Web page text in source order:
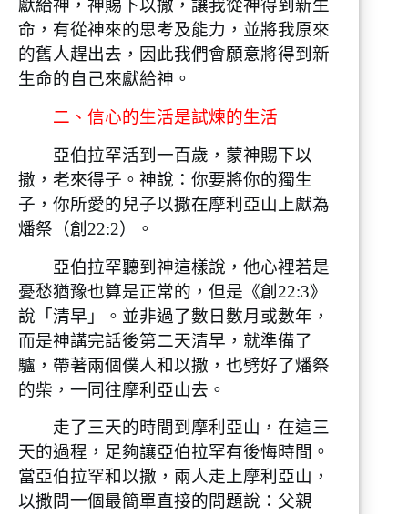
獻給神，神賜下以撒，讓我從神得到新生
命，有從神來的思考及能力，並將我原來
的舊人趕出去，因此我們會願意將得到新
生命的自己來獻給神。
二、信心的生活是試煉的生活
亞伯拉罕活到一百歲，蒙神賜下以
撒，老來得子。神說：你要將你的獨生
子，你所愛的兒子以撒在摩利亞山上獻為
燔祭（創22:2）。
亞伯拉罕聽到神這樣說，他心裡若是
憂愁猶豫也算是正常的，但是《創22:3》
說「清早」。並非過了數日數月或數年，
而是神講完話後第二天清早，就準備了
驢，帶著兩個僕人和以撒，也劈好了燔祭
的柴，一同往摩利亞山去。
走了三天的時間到摩利亞山，在這三
天的過程，足夠讓亞伯拉罕有後悔時間。
當亞伯拉罕和以撒，兩人走上摩利亞山，
以撒問一個最簡單直接的問題說：父親